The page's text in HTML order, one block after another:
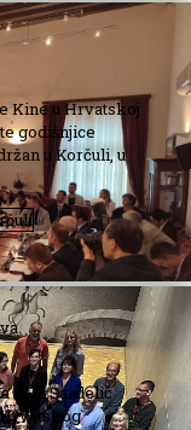
Kine u Hrvatskoj
godišnjice
u Korčuli, u
Sani Sardelić
Hrvatskog